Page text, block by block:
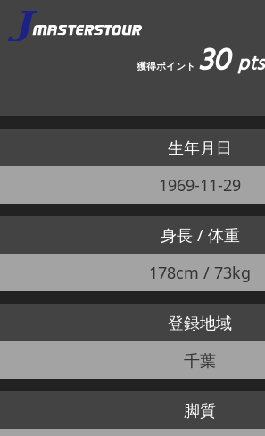
獲得ポイント 30pts
生年月日
1969-11-29
身長 / 体重
178cm / 73kg
登録地域
千葉
脚質